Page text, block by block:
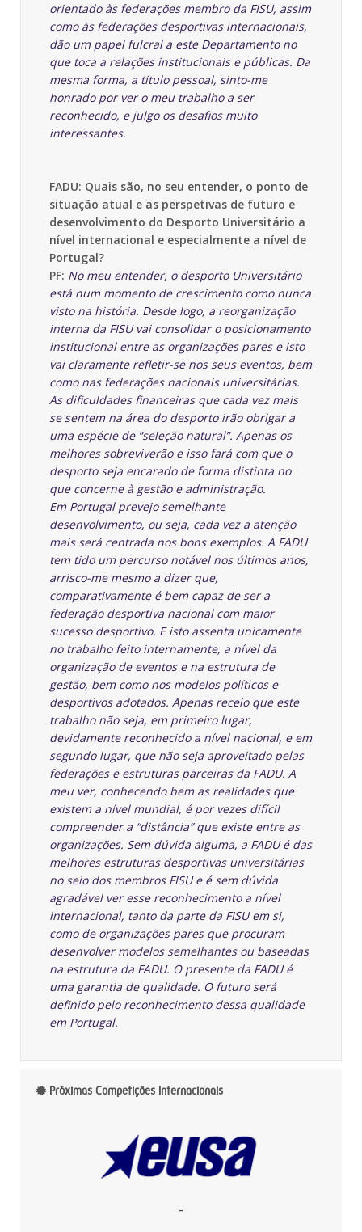
orientado às federações membro da FISU, assim
como às federações desportivas internacionais,
dão um papel fulcral a este Departamento no
que toca a relações institucionais e públicas. Da
mesma forma, a título pessoal, sinto-me
honrado por ver o meu trabalho a ser
reconhecido, e julgo os desafios muito
interessantes.
FADU: Quais são, no seu entender, o ponto de
situação atual e as perspetivas de futuro e
desenvolvimento do Desporto Universitário a
nível internacional e especialmente a nível de
Portugal?
PF: No meu entender, o desporto Universitário
está num momento de crescimento como nunca
visto na história. Desde logo, a reorganização
interna da FISU vai consolidar o posicionamento
institucional entre as organizações pares e isto
vai claramente refletir-se nos seus eventos, bem
como nas federações nacionais universitárias.
As dificuldades financeiras que cada vez mais
se sentem na área do desporto irão obrigar a
uma espécie de “seleção natural”. Apenas os
melhores sobreviverão e isso fará com que o
desporto seja encarado de forma distinta no
que concerne à gestão e administração.
Em Portugal prevejo semelhante
desenvolvimento, ou seja, cada vez a atenção
mais será centrada nos bons exemplos. A FADU
tem tido um percurso notável nos últimos anos,
arrisco-me mesmo a dizer que,
comparativamente é bem capaz de ser a
federação desportiva nacional com maior
sucesso desportivo. E isto assenta unicamente
no trabalho feito internamente, a nível da
organização de eventos e na estrutura de
gestão, bem como nos modelos políticos e
desportivos adotados. Apenas receio que este
trabalho não seja, em primeiro lugar,
devidamente reconhecido a nível nacional, e em
segundo lugar, que não seja aproveitado pelas
federações e estruturas parceiras da FADU. A
meu ver, conhecendo bem as realidades que
existem a nível mundial, é por vezes difícil
compreender a “distância” que existe entre as
organizações. Sem dúvida alguma, a FADU é das
melhores estruturas desportivas universitárias
no seio dos membros FISU e é sem dúvida
agradável ver esse reconhecimento a nível
internacional, tanto da parte da FISU em si,
como de organizações pares que procuram
desenvolver modelos semelhantes ou baseadas
na estrutura da FADU. O presente da FADU é
uma garantia de qualidade. O futuro será
definido pelo reconhecimento dessa qualidade
em Portugal.
Próximas Competições Internacionais
-